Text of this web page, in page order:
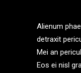
Alienum
detraxit
Mei an
Eos ei nisl